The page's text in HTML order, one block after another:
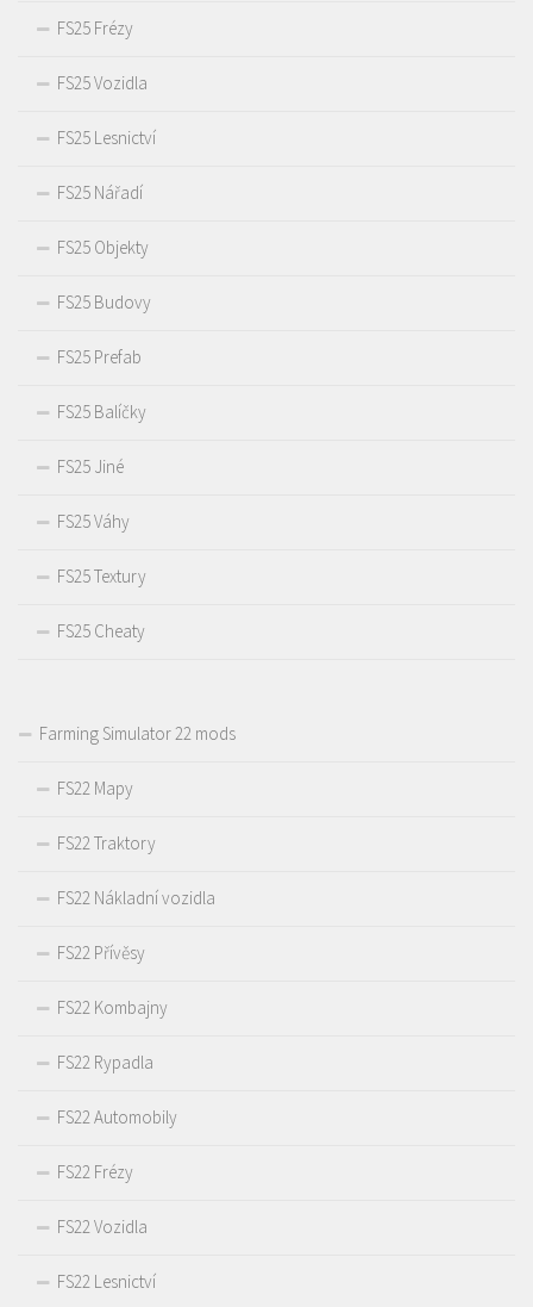
FS25 Frézy
FS25 Vozidla
FS25 Lesnictví
FS25 Nářadí
FS25 Objekty
FS25 Budovy
FS25 Prefab
FS25 Balíčky
FS25 Jiné
FS25 Váhy
FS25 Textury
FS25 Cheaty
Farming Simulator 22 mods
FS22 Mapy
FS22 Traktory
FS22 Nákladní vozidla
FS22 Přívěsy
FS22 Kombajny
FS22 Rypadla
FS22 Automobily
FS22 Frézy
FS22 Vozidla
FS22 Lesnictví